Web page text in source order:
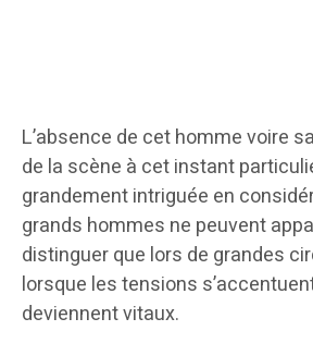
L’absence de cet homme voire
de la scène à cet instant
grandement intriguée en
grands hommes ne peuvent
distinguer que lors de grandes
lorsque les tensions
deviennent vitaux.